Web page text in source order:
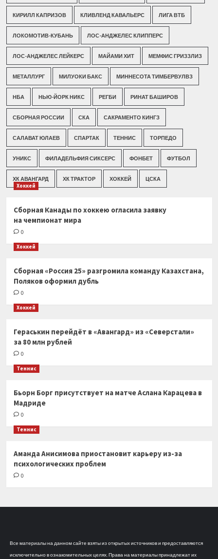
КИРИЛЛ КАПРИЗОВ КЛИВЛЕНД КАВАЛЬЕРС ЛИГА ВТБ
ЛОКОМОТИВ-КУБАНЬ ЛОС-АНДЖЕЛЕС КЛИППЕРС
ЛОС-АНДЖЕЛЕС ЛЕЙКЕРС МАЙАМИ ХИТ МЕМФИС ГРИЗЗЛИЗ
МЕТАЛЛУРГ МИЛУОКИ БАКС МИННЕСОТА ТИМБЕРВУЛВЗ
НБА НЬЮ-ЙОРК НИКС РЕГБИ РИНАТ БАШИРОВ
СБОРНАЯ РОССИИ СКА САКРАМЕНТО КИНГЗ
САЛАВАТ ЮЛАЕВ СПАРТАК ТЕННИС ТОРПЕДО
УНИКС ФИЛАДЕЛЬФИЯ СИКСЕРС ФОНБЕТ ФУТБОЛ
ХК АВАНГАРД ХК ТРАКТОР ХОККЕЙ ЦСКА
Хоккей
Сборная Канады по хоккею огласила заявку
на чемпионат мира
0
Хоккей
Сборная «Россия 25» разгромила команду Казахстана,
Поляков оформил дубль
0
Хоккей
Гераськин перейдёт в «Авангард» из «Северстали»
за 80 млн рублей
0
Теннис
Бьорн Борг присутствует на матче Аслана Карацева в
Мадриде
0
Теннис
Аманда Анисимова приостановит карьеру из-за
психологических проблем
0
Все материалы на данном сайте взяты из открытых источников и предоставляются
исключительно в ознакомительных целях. Права на материалы принадлежат их